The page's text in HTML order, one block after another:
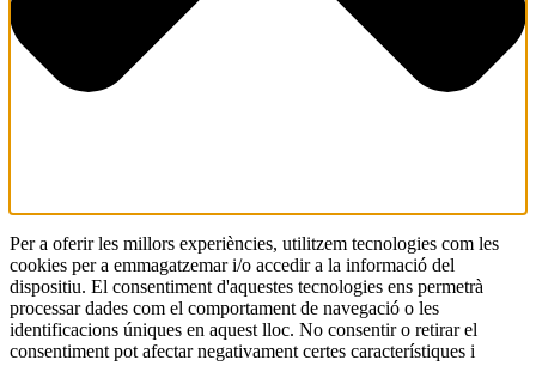
Per a oferir les millors experiències, utilitzem tecnologies com les
cookies per a emmagatzemar i/o accedir a la informació del
dispositiu. El consentiment d'aquestes tecnologies ens permetrà
processar dades com el comportament de navegació o les
identificacions úniques en aquest lloc. No consentir o retirar el
consentiment pot afectar negativament certes característiques i